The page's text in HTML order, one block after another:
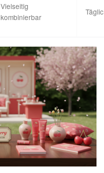
Vielseitig
kombinierbar